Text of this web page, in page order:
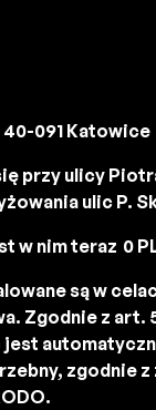
40-091 Katowice
przy ulicy
ulic P.
w nim teraz 0
są w
Zgodnie z art.
jest
zgodnie z